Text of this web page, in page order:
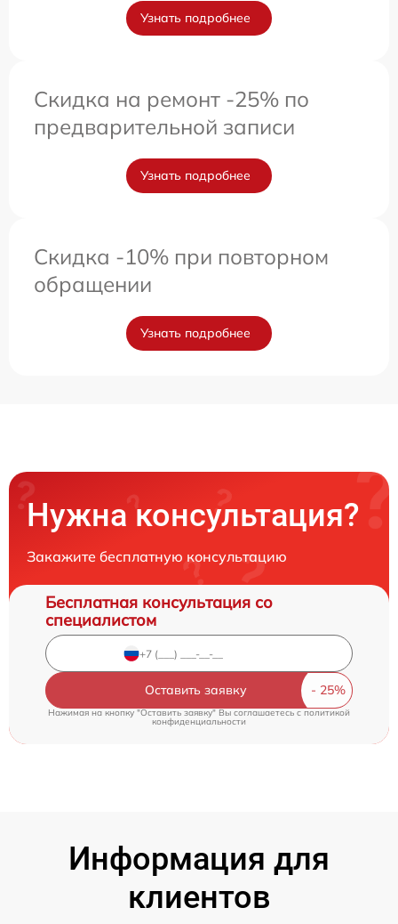
Узнать подробнее
Скидка на ремонт -25% по
предварительной записи
Узнать подробнее
Скидка -10% при повторном
обращении
Узнать подробнее
Нужна консультация?
Закажите бесплатную консультацию
Бесплатная консультация со
специалистом
Оставить заявку
Нажимая на кнопку "Оставить заявку" Вы соглашаетесь c политикой
конфиденциальности
Информация для
клиентов